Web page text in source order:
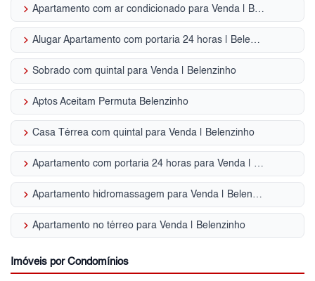
keyboard_arrow_right Apartamento com ar condicionado para Venda | Belenzinho
keyboard_arrow_right Alugar Apartamento com portaria 24 horas | Belenzinho
keyboard_arrow_right Sobrado com quintal para Venda | Belenzinho
keyboard_arrow_right Aptos Aceitam Permuta Belenzinho
keyboard_arrow_right Casa Térrea com quintal para Venda | Belenzinho
keyboard_arrow_right Apartamento com portaria 24 horas para Venda | Belenzinho
keyboard_arrow_right Apartamento hidromassagem para Venda | Belenzinho
keyboard_arrow_right Apartamento no térreo para Venda | Belenzinho
Imóveis por Condomínios